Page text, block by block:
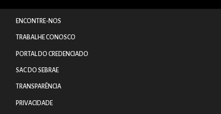
ENCONTRE-NOS
TRABALHE CONOSCO
PORTAL DO CREDENCIADO
SAC DO SEBRAE
TRANSPARÊNCIA
PRIVACIDADE